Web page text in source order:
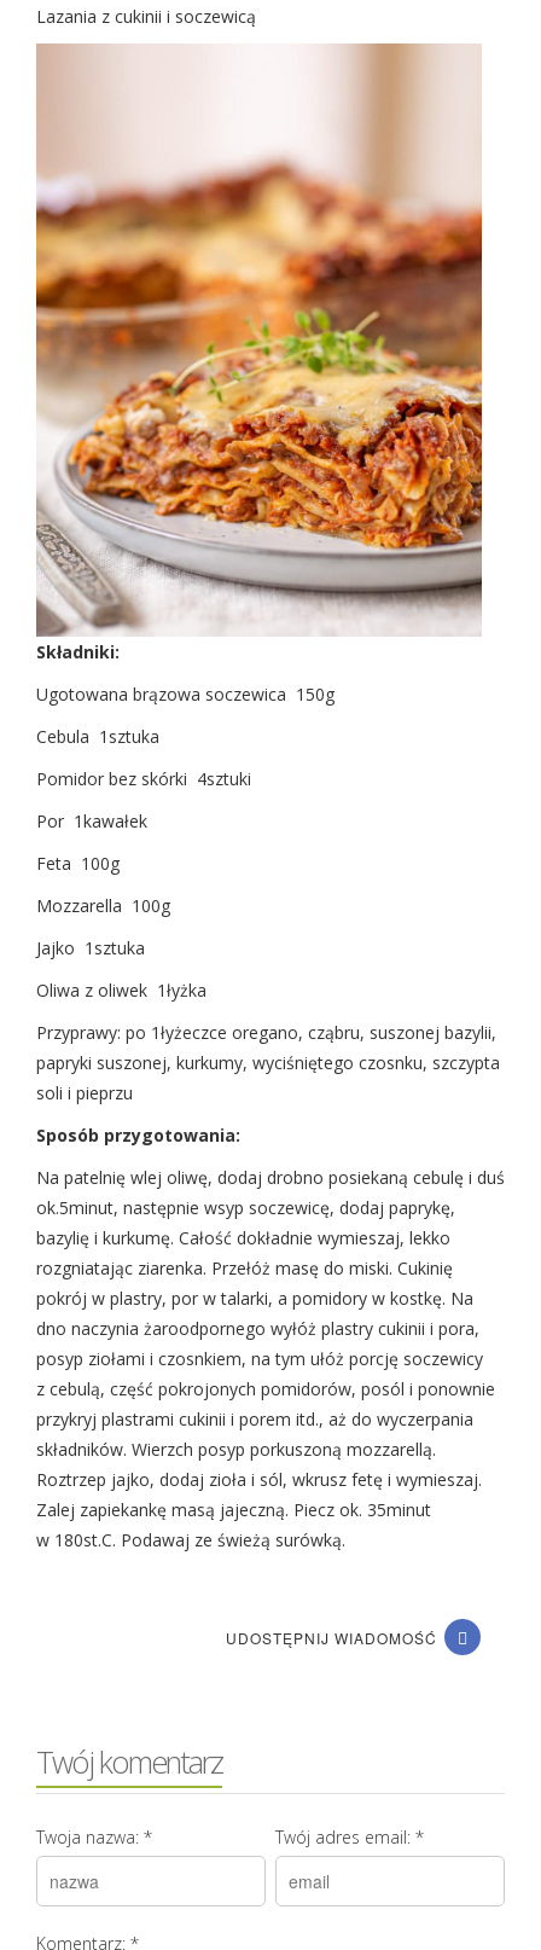
Lazania z cukinii i soczewicą
Składniki:
Ugotowana brązowa soczewica 150g
Cebula 1sztuka
Pomidor bez skórki 4sztuki
Por 1kawałek
Feta 100g
Mozzarella 100g
Jajko 1sztuka
Oliwa z oliwek 1łyżka
Przyprawy: po 1łyżeczce oregano, cząbru, suszonej bazylii,
papryki suszonej, kurkumy, wyciśniętego czosnku, szczypta
soli i pieprzu
Sposób przygotowania:
Na patelnię wlej oliwę, dodaj drobno posiekaną cebulę i duś
ok.5minut, następnie wsyp soczewicę, dodaj paprykę,
bazylię i kurkumę. Całość dokładnie wymieszaj, lekko
rozgniatając ziarenka. Przełóż masę do miski. Cukinię
pokrój w plastry, por w talarki, a pomidory w kostkę. Na
dno naczynia żaroodpornego wyłóż plastry cukinii i pora,
posyp ziołami i czosnkiem, na tym ułóż porcję soczewicy
z cebulą, część pokrojonych pomidorów, posól i ponownie
przykryj plastrami cukinii i porem itd., aż do wyczerpania
składników. Wierzch posyp porkuszoną mozzarellą.
Roztrzep jajko, dodaj zioła i sól, wkrusz fetę i wymieszaj.
Zalej zapiekankę masą jajeczną. Piecz ok. 35minut
w 180st.C. Podawaj ze świeżą surówką.
UDOSTĘPNIJ WIADOMOŚĆ
Twój komentarz
Twoja nazwa: * Twój adres email: *
Komentarz: *